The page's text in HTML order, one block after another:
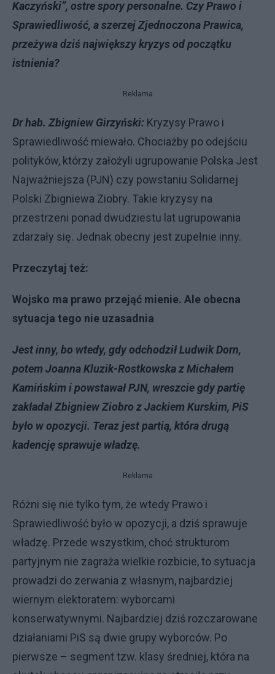
Kaczyński”, ostre spory personalne. Czy Prawo i
Sprawiedliwość, a szerzej Zjednoczona Prawica,
przeżywa dziś największy kryzys od początku
istnienia?
Reklama
Dr hab. Zbigniew Girzyński: Kryzysy Prawo i
Sprawiedliwość miewało. Chociażby po odejściu
polityków, którzy założyli ugrupowanie Polska Jest
Najważniejsza (PJN) czy powstaniu Solidarnej
Polski Zbigniewa Ziobry. Takie kryzysy na
przestrzeni ponad dwudziestu lat ugrupowania
zdarzały się. Jednak obecny jest zupełnie inny.
Przeczytaj też:
Wojsko ma prawo przejąć mienie. Ale obecna
sytuacja tego nie uzasadnia
Jest inny, bo wtedy, gdy odchodził Ludwik Dorn,
potem Joanna Kluzik-Rostkowska z Michałem
Kamińskim i powstawał PJN, wreszcie gdy partię
zakładał Zbigniew Ziobro z Jackiem Kurskim, PiS
było w opozycji. Teraz jest partią, która drugą
kadencję sprawuje władzę.
Reklama
Różni się nie tylko tym, że wtedy Prawo i
Sprawiedliwość było w opozycji, a dziś sprawuje
władzę. Przede wszystkim, choć strukturom
partyjnym nie zagraża wielkie rozbicie, to sytuacja
prowadzi do zerwania z własnym, najbardziej
wiernym elektoratem: wyborcami
konserwatywnymi. Najbardziej dziś rozczarowane
działaniami PiS są dwie grupy wyborców. Po
pierwsze – segment tzw. klasy średniej, która na